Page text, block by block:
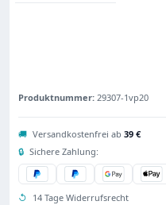
Produktnummer: 29307-1vp20
🚚 Versandkostenfrei ab 39 €
🔒 Sichere Zahlung:
↺ 14 Tage Widerrufsrecht